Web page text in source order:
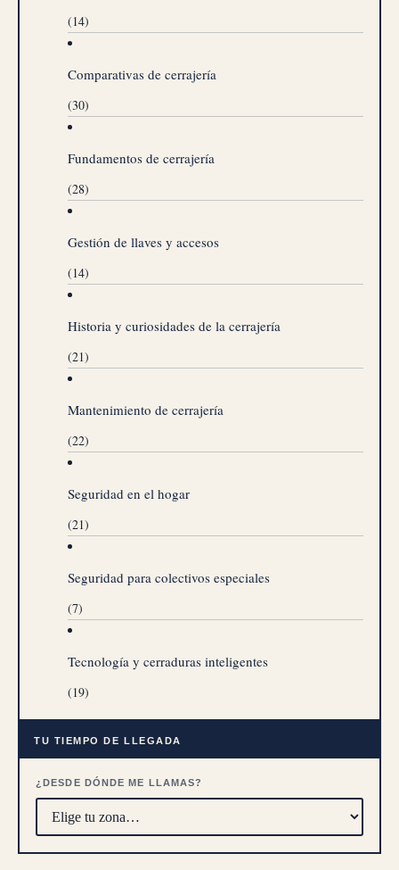
(14)
Comparativas de cerrajería
(30)
Fundamentos de cerrajería
(28)
Gestión de llaves y accesos
(14)
Historia y curiosidades de la cerrajería
(21)
Mantenimiento de cerrajería
(22)
Seguridad en el hogar
(21)
Seguridad para colectivos especiales
(7)
Tecnología y cerraduras inteligentes
(19)
TU TIEMPO DE LLEGADA
¿DESDE DÓNDE ME LLAMAS?